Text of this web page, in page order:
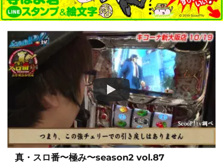
真・スロ番〜極み〜season2 vol.87